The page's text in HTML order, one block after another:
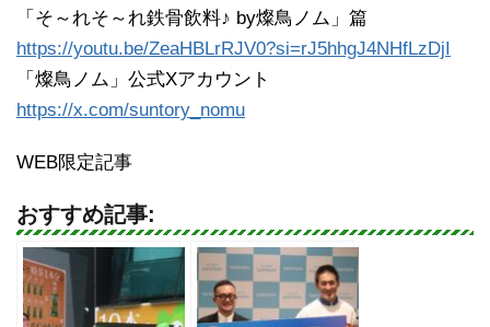
「そ～れそ～れ鉄骨飲料♪ by燦鳥ノム」篇
https://youtu.be/ZeaHBLrRJV0?si=rJ5hhgJ4NHfLzDjI
「燦鳥ノム」公式Xアカウント
https://x.com/suntory_nomu
WEB限定記事
おすすめ記事: